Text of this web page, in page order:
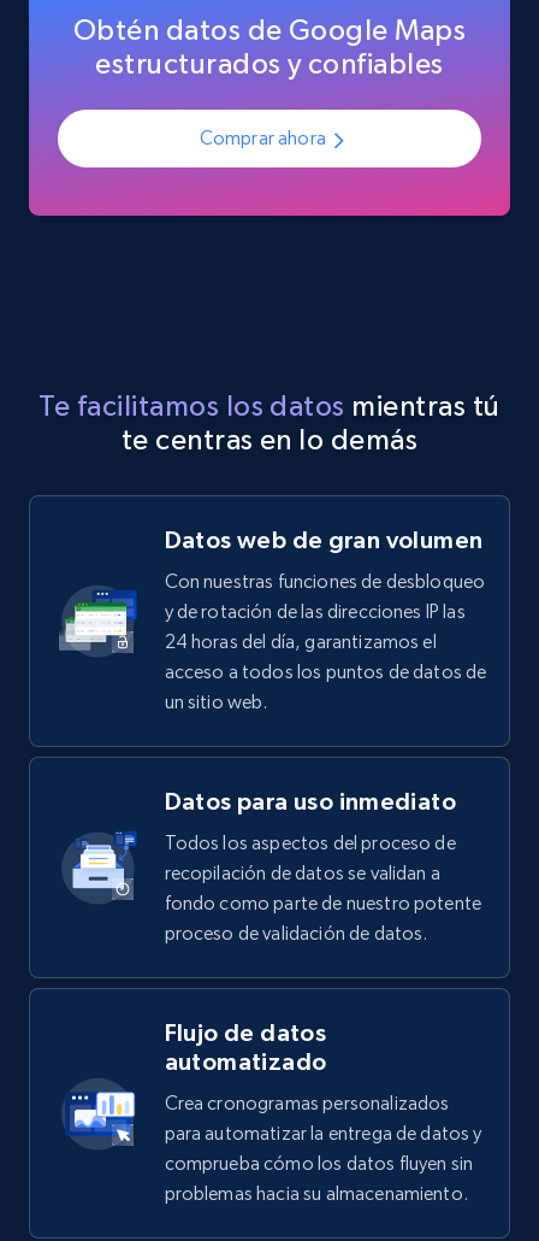
Obtén datos de Google Maps
estructurados y confiables
Comprar ahora
Te facilitamos los datos mientras tú
te centras en lo demás
Datos web de gran volumen
Con nuestras funciones de desbloqueo
y de rotación de las direcciones IP las
24 horas del día, garantizamos el
acceso a todos los puntos de datos de
un sitio web.
Datos para uso inmediato
Todos los aspectos del proceso de
recopilación de datos se validan a
fondo como parte de nuestro potente
proceso de validación de datos.
Flujo de datos
automatizado
Crea cronogramas personalizados
para automatizar la entrega de datos y
comprueba cómo los datos fluyen sin
problemas hacia su almacenamiento.